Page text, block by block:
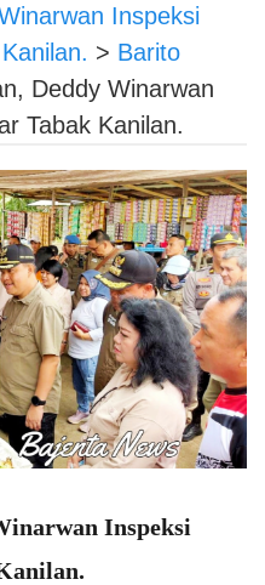
Inspeksi
> Barito
Deddy Winarwan
Tabak Kanilan.
Inspeksi